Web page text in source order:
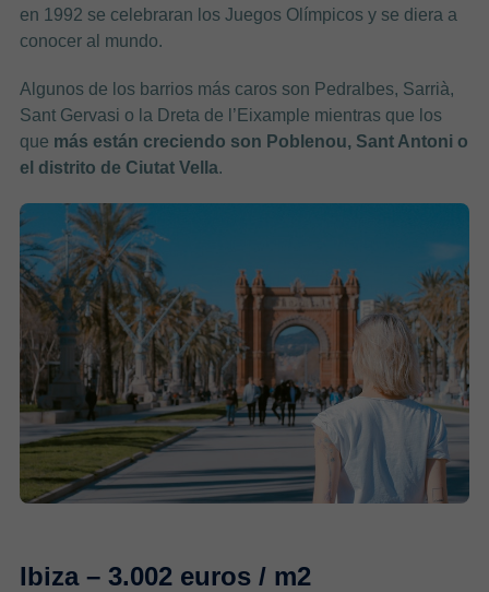
en 1992 se celebraran los Juegos Olímpicos y se diera a
conocer al mundo.
Algunos de los barrios más caros son Pedralbes, Sarrià,
Sant Gervasi o la Dreta de l’Eixample mientras que los
que más están creciendo son Poblenou, Sant Antoni o
el distrito de Ciutat Vella.
Ibiza – 3.002 euros / m2